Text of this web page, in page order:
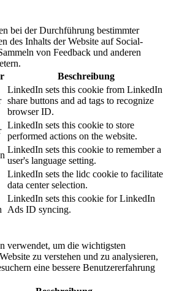
bei der Durchführung bestimmter
des Inhalts der Website auf Social-
von Feedback und anderen
Beschreibung
LinkedIn sets this cookie from LinkedIn
share buttons and ad tags to recognize
browser ID.
LinkedIn sets this cookie to store
performed actions on the website.
LinkedIn sets this cookie to remember a
user's language setting.
LinkedIn sets the lidc cookie to facilitate
data center selection.
LinkedIn sets this cookie for LinkedIn
Ads ID syncing.
verwendet, um die wichtigsten
zu verstehen und zu analysieren,
eine bessere Benutzererfahrung